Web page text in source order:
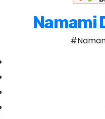
Namami